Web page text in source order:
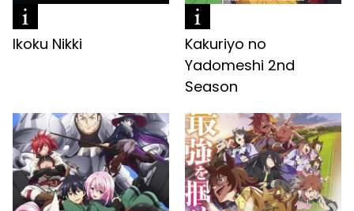
Ikoku Nikki
Kakuriyo no
Yadomeshi 2nd
Season